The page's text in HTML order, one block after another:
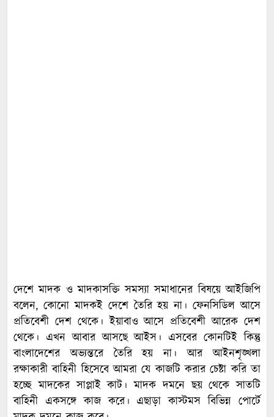
দেশে মাদক ও মাদকাসক্তি সমস্যা সমাধানের বিষয়ে আইজিপি
বলেন, কোনো মাদকই দেশে তৈরি হয় না। ফেনসিডিল আসে
প্রতিবেশী দেশ থেকে। ইয়াবাও আসে প্রতিবেশী আরেক দেশ
থেকে। এখন আবার আসছে আইস। এসবের কোনটিই কিন্তু
বাংলাদেশের অভ্যন্তরে তৈরি হয় না। আর আইনশৃঙ্খলা
রক্ষাকারী বাহিনী হিসেবে আমরা যে কাজটি করার চেষ্টা করি তা
হচ্ছে মাদকের সাপ্লাই কাট। মাদক দমনে ছয় থেকে সাতটি
বাহিনী একসঙ্গে কাজ করে। এছাড়া কাস্টমস বিভিন্ন পোর্টে